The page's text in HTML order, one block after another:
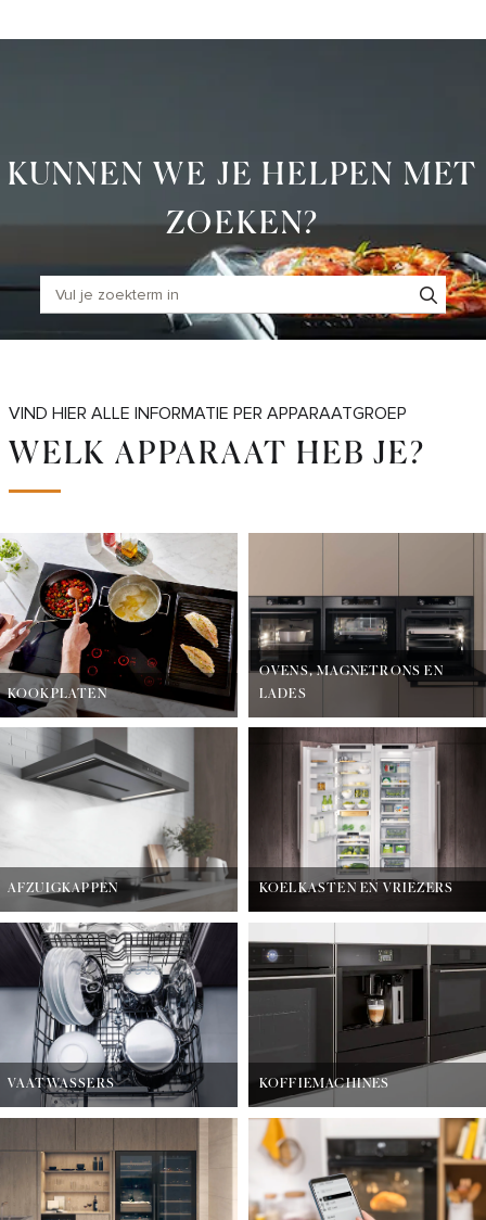
to
KUNNEN WE JE HELPEN MET
ZOEKEN?
VIND HIER ALLE INFORMATIE PER APPARAATGROEP
WELK APPARAAT HEB JE?
KOOKPLATEN
OVENS, MAGNETRONS EN
LADES
AFZUIGKAPPEN KOELKASTEN EN VRIEZERS
VAATWASSERS KOFFIEMACHINES